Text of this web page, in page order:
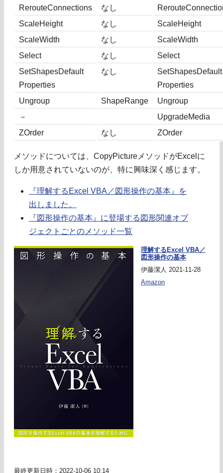
RerouteConnections
なし
ScaleHeight
なし
ScaleHeight
ScaleWidth
なし
ScaleWidth
Select
なし
Select
SetShapesDefault
Properties
なし
SetShapesDefault
Properties
Ungroup
ShapeRange
Ungroup
－
UpgradeMedia
ZOrder
なし ZOrder
メソッドについては、CopyPictureメソッドがExcelに
しか用意されていないのが、特に興味深く感じます。
『理解するExcel VBA／図形操作の基本』を
出しました。
『図形操作の基本』に登場する図形関連オブ
ジェクトごとのメソッド一覧
理解するExcel VBA／
図形操作の基本
伊藤潔人 2021-11-28
Amazon
最終更新日時：2022-10-06 10:14